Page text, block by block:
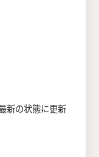
新の状態に更新